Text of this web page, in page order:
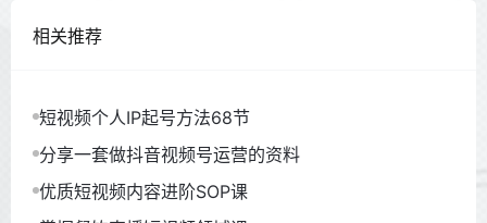
相关推荐
短视频个人IP起号方法68节
分享一套做抖音视频号运营的资料
优质短视频内容进阶SOP课